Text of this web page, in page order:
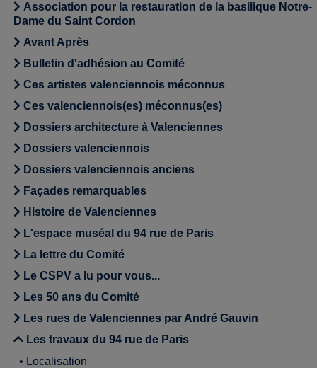
Association pour la restauration de la basilique Notre-
Dame du Saint Cordon
Avant Après
Bulletin d'adhésion au Comité
Ces artistes valenciennois méconnus
Ces valenciennois(es) méconnus(es)
Dossiers architecture à Valenciennes
Dossiers valenciennois
Dossiers valenciennois anciens
Façades remarquables
Histoire de Valenciennes
L'espace muséal du 94 rue de Paris
La lettre du Comité
Le CSPV a lu pour vous...
Les 50 ans du Comité
Les rues de Valenciennes par André Gauvin
Les travaux du 94 rue de Paris
• Localisation